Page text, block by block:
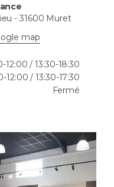
-31600 Muret
map
12:00 / 13:30-18:30
12:00 / 13:30-17:30
Fermé